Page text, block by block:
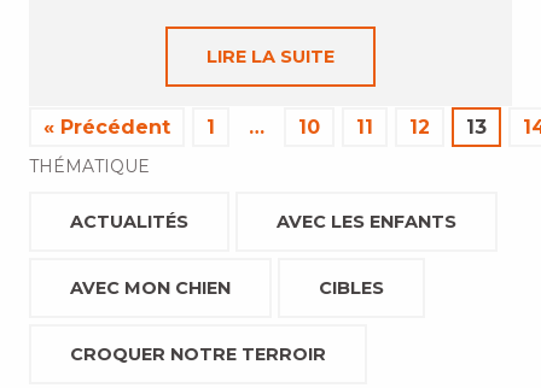
LIRE LA SUITE
« Précédent 1 … 10 11 12 13
THÉMATIQUE
ACTUALITÉS AVEC LES ENFANTS
AVEC MON CHIEN CIBLES
CROQUER NOTRE TERROIR